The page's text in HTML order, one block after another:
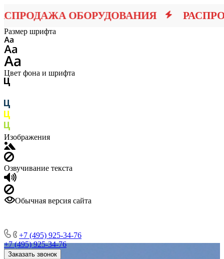
ОБОРУДОВАНИЯ
Размер шрифта
Цвет фона и шрифта
Изображения
Озвучивание текста
Обычная версия сайта
+7 (495) 925-34-76
+7 (495) 925-34-76
Заказать звонок